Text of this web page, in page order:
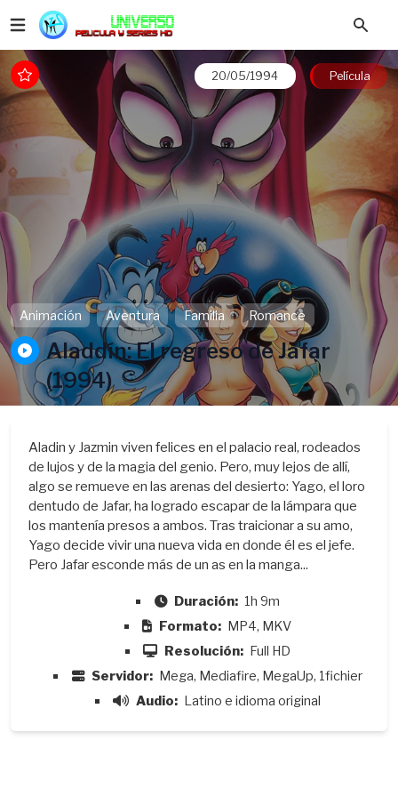
20/05/1994 Película
Animación Aventura Familia Romance
Aladdín: El regreso de Jafar
(1994)
Aladin y Jazmin viven felices en el palacio real, rodeados
de lujos y de la magia del genio. Pero, muy lejos de allí,
algo se remueve en las arenas del desierto: Yago, el loro
dentudo de Jafar, ha logrado escapar de la lámpara que
los mantenía presos a ambos. Tras traicionar a su amo,
Yago decide vivir una nueva vida en donde él es el jefe.
Pero Jafar esconde más de un as en la manga...
Duración: 1h 9m
Formato: MP4, MKV
Resolución: Full HD
Servidor: Mega, Mediafire, MegaUp, 1fichier
Audio: Latino e idioma original